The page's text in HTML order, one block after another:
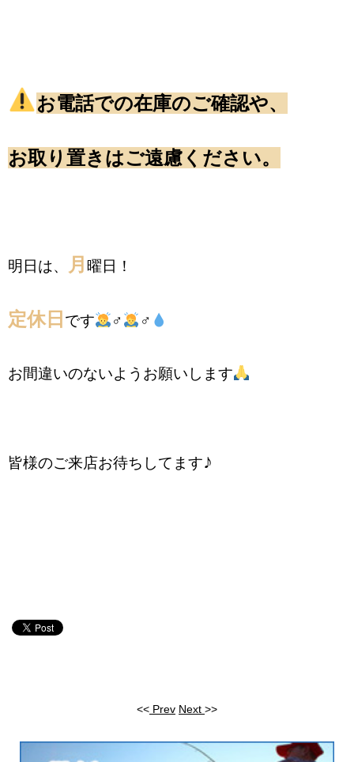
お電話での在庫のご確認や、
お取り置きはご遠慮ください。
明日は、 月 曜日！
定休日 です ‍♂️ ‍♂️
お間違いのないようお願いします
皆様のご来店お待ちしてます♪
<< Prev Next >>